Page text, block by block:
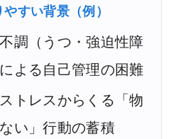
すい背景（例）
調（うつ・強迫性障
よる自己管理の困難
トレスからくる「物
い」行動の蓄積